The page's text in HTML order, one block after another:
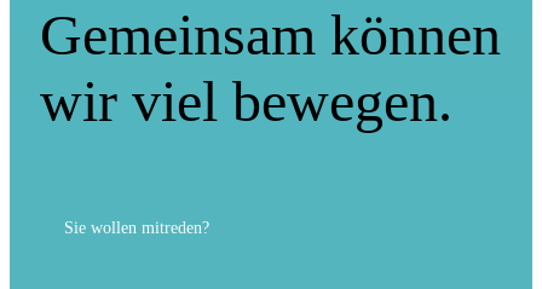
Gemeinsam können
wir viel bewegen.
Sie wollen mitreden?